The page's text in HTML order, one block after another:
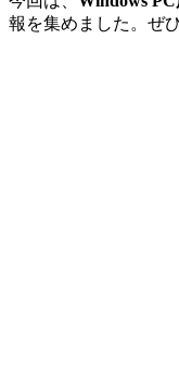
報を集めました。ぜ